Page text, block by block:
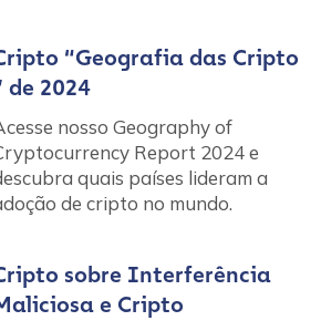
“Geografia das Cripto
de 2024
nosso Geography of
Report 2024 e
quais países lideram a
de cripto no mundo.
sobre Interferência
e Cripto